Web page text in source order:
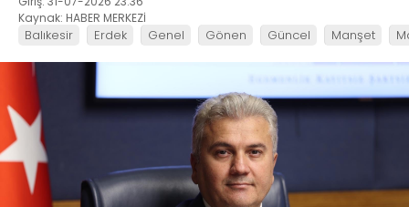
Kaynak: HABER MERKEZİ
Balıkesir Erdek Genel Gönen Güncel Manşet